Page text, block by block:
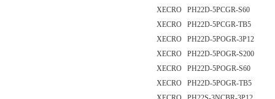
XECRO PH22D-5PCGR-S60
XECRO PH22D-5PCGR-TB5
XECRO PH22D-5POGR-3P12
XECRO PH22D-5POGR-S200
XECRO PH22D-5POGR-S60
XECRO PH22D-5POGR-TB5